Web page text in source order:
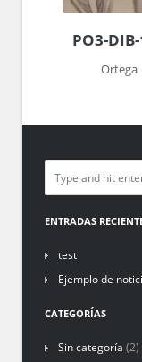
PO3-
Ortega
ENTRADAS
test
Ejemplo de
CATEGORÍAS
Sin categoría (2)